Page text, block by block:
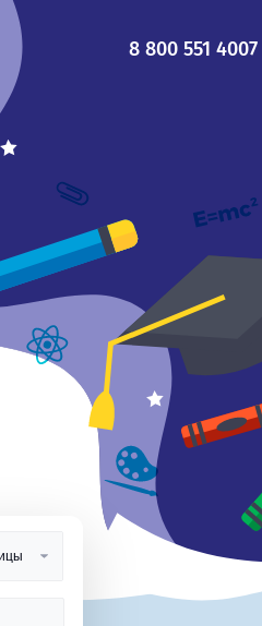
8 800 551 4007